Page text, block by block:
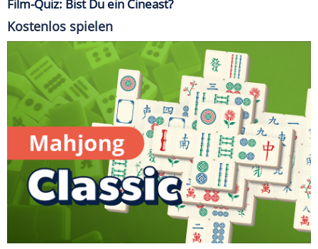
Film-Quiz: Bist Du ein Cineast?
Kostenlos spielen